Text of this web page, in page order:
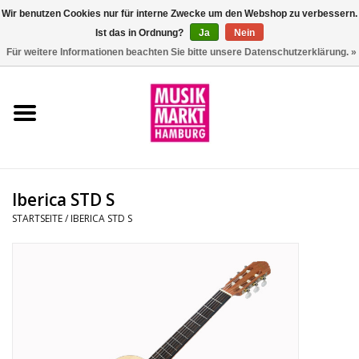
Aktion
Drums
Iberica STD S
STARTSEITE/ IBERICA STD S
Wir benutzen Cookies nur für interne Zwecke um den Webshop zu verbessern.
Ist das in Ordnung?
Ja
Nein
Für weitere Informationen beachten Sie bitte unsere Datenschutzerklärung. »